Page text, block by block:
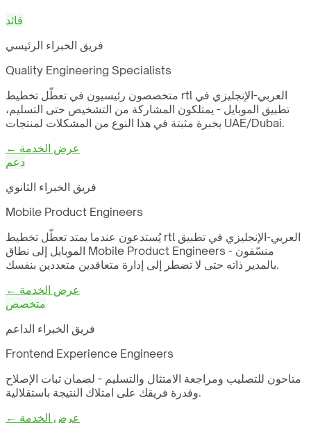
قائد
فريق الخبراء الرئيسي
Quality Engineering Specialists
متخصصون رئيسيون في تعطّل تخطيط rtl العربي-الإنجليزي في
تطبيق الموبايل - يمتلكون المشاركة من التشخيص حتى التسليم،
بخبرة مثبتة في هذا النوع من المشكلات لمنتجات UAE/Dubai.
← عرض الخدمة
دعم
فريق الخبراء الثانوي
Mobile Product Engineers
يُستدعون عندما يمتد تعطّل تخطيط rtl العربي-الإنجليزي في تطبيق
الموبايل إلى نطاق Mobile Product Engineers - منسّقون
بالمدير ذاته حتى لا تضطر إلى إدارة متعاقدين متعددين بنفسك.
← عرض الخدمة
متخصص
فريق الخبراء الداعم
Frontend Experience Engineers
متاحون للتصليب ومراجعة الامتثال والتسليم - لضمان ثبات الإصلاح
وقدرة فريقك على امتلاك النتيجة باستقلالية.
← عرض الخدمة